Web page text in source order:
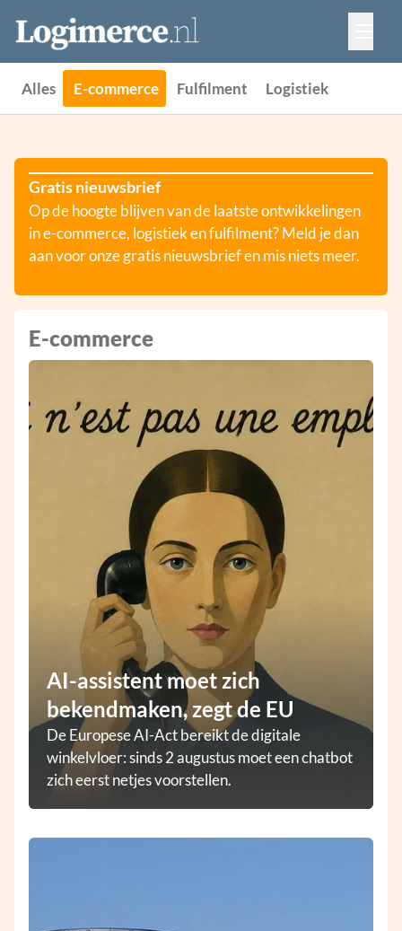
Vacatures
Events
Adverteren
Partners
Alles E-commerce Fulfilment Logistiek
Gratis nieuwsbrief
Op de hoogte blijven van de laatste ontwikkelingen
in e-commerce, logistiek en fulfilment? Meld je dan
aan voor onze gratis nieuwsbrief en mis niets meer.
E-commerce
AI-assistent moet zich
bekendmaken, zegt de EU
De Europese AI-Act bereikt de digitale
winkelvloer: sinds 2 augustus moet een chatbot
zich eerst netjes voorstellen.